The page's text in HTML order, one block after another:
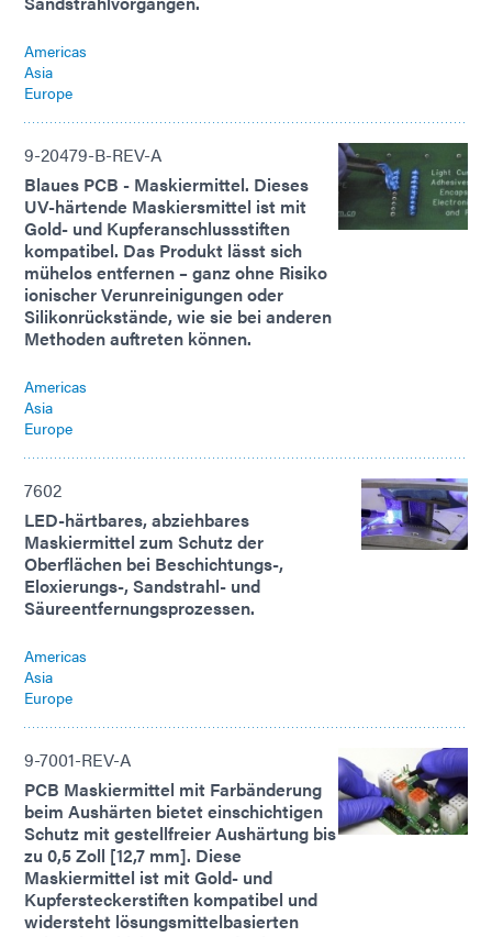
Americas
Asia
Europe
9-20479-B-REV-A
Blaues PCB - Maskiermittel. Dieses
UV-härtende Maskiersmittel ist mit
Gold- und Kupferanschlussstiften
kompatibel. Das Produkt lässt sich
mühelos entfernen – ganz ohne Risiko
ionischer Verunreinigungen oder
Silikonrückstände, wie sie bei anderen
Methoden auftreten können.
Americas
Asia
Europe
7602
LED-härtbares, abziehbares
Maskiermittel zum Schutz der
Oberflächen bei Beschichtungs-,
Eloxierungs-, Sandstrahl- und
Säureentfernungsprozessen.
Americas
Asia
Europe
9-7001-REV-A
PCB Maskiermittel mit Farbänderung
beim Aushärten bietet einschichtigen
Schutz mit gestellfreier Aushärtung bis
zu 0,5 Zoll [12,7 mm]. Diese
Maskiermittel ist mit Gold- und
Kupfersteckerstiften kompatibel und
widersteht lösungsmittelbasierten